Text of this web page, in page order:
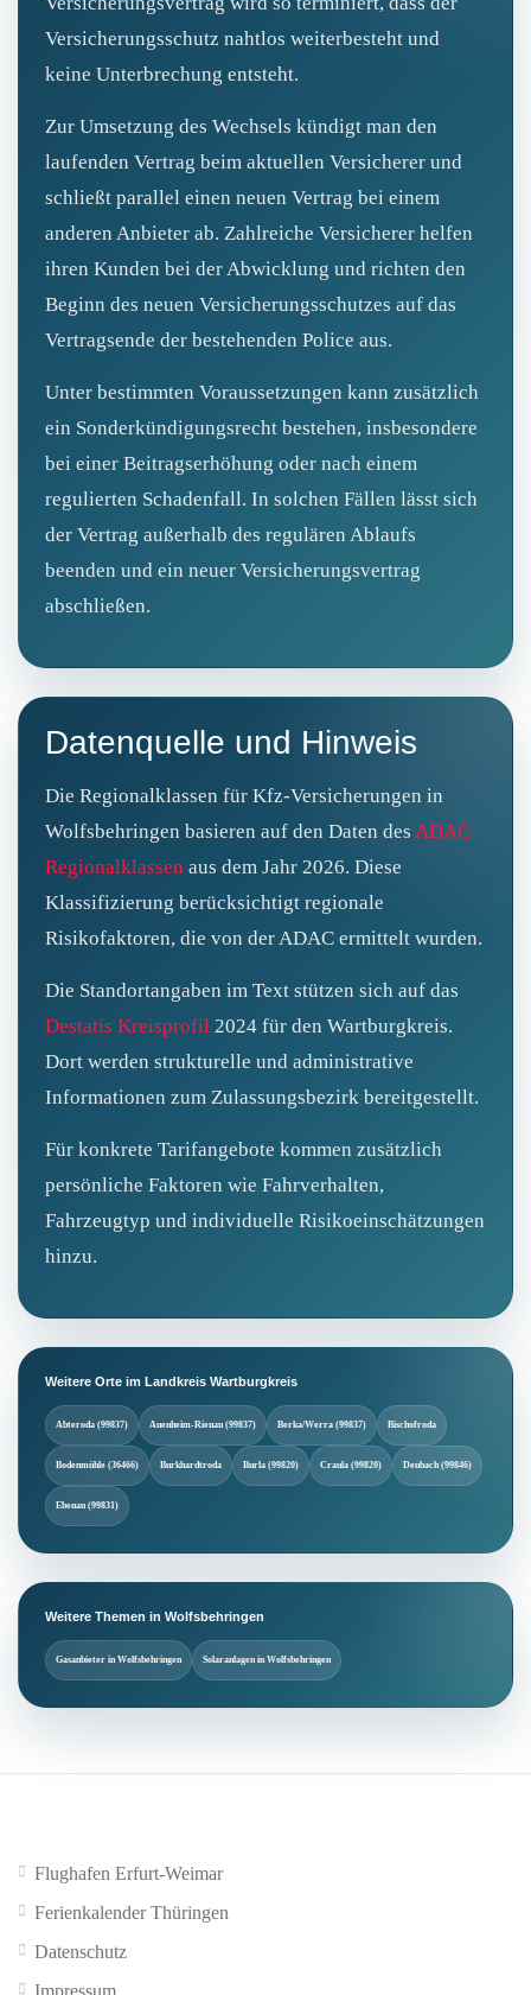
Versicherungsschutz nahtlos weiterbesteht und
keine Unterbrechung entsteht.
Zur Umsetzung des Wechsels kündigt man den
laufenden Vertrag beim aktuellen Versicherer und
schließt parallel einen neuen Vertrag bei einem
anderen Anbieter ab. Zahlreiche Versicherer helfen
ihren Kunden bei der Abwicklung und richten den
Beginn des neuen Versicherungsschutzes auf das
Vertragsende der bestehenden Police aus.
Unter bestimmten Voraussetzungen kann zusätzlich
ein Sonderkündigungsrecht bestehen, insbesondere
bei einer Beitragserhöhung oder nach einem
regulierten Schadenfall. In solchen Fällen lässt sich
der Vertrag außerhalb des regulären Ablaufs
beenden und ein neuer Versicherungsvertrag
abschließen.
Datenquelle und Hinweis
Die Regionalklassen für Kfz-Versicherungen in
Wolfsbehringen basieren auf den Daten des ADAC
Regionalklassen aus dem Jahr 2026. Diese
Klassifizierung berücksichtigt regionale
Risikofaktoren, die von der ADAC ermittelt wurden.
Die Standortangaben im Text stützen sich auf das
Destatis Kreisprofil 2024 für den Wartburgkreis.
Dort werden strukturelle und administrative
Informationen zum Zulassungsbezirk bereitgestellt.
Für konkrete Tarifangebote kommen zusätzlich
persönliche Faktoren wie Fahrverhalten,
Fahrzeugtyp und individuelle Risikoeinschätzungen
hinzu.
Weitere Orte im Landkreis Wartburgkreis
Abteroda (99837) Auenheim-Rienau (99837) Berka/Werra (99837) Bischofroda
Bodenmühle (36466) Burkhardtroda Burla (99820) Craula (99820) Deubach (99846)
Ebenau (99831)
Weitere Themen in Wolfsbehringen
Gasanbieter in Wolfsbehringen Solaranlagen in Wolfsbehringen
Flughafen Erfurt-Weimar
Ferienkalender Thüringen
Datenschutz
Impressum